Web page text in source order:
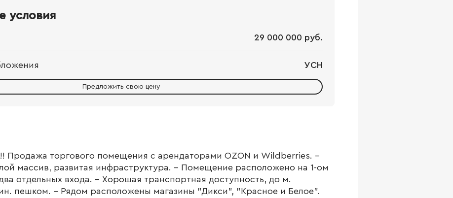
условия
29 000 000 руб.
УСН
Предложить свою цену
Продажа торгового помещения с арендаторами OZON и Wildberries. -
массив, развитая инфраструктура. - Помещение расположено на 1-ом
отдельных входа. - Хорошая транспортная доступность, до м.
пешком. - Рядом расположены магазины "Дикси", "Красное и Белое".